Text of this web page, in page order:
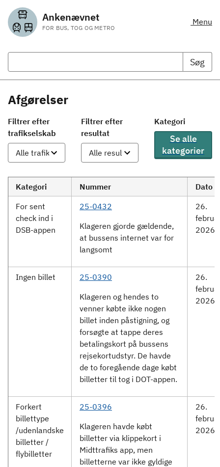
Ankenævnet
FOR BUS, TOG OG METRO
Menu
Søg
Afgørelser
Filtrer efter
trafikselskab
Filtrer efter
resultat
Kategori
Se alle
kategorier
Kategori Nummer
Dato
For sent
check ind i
DSB-appen
25-0432
Klageren gjorde gældende,
at bussens internet var for
langsomt
26.
2026
Ingen billet
25-0390
Klageren og hendes to
venner købte ikke nogen
billet inden påstigning, og
forsøgte at tappe deres
betalingskort på bussens
rejsekortudstyr. De havde
de to foregående dage købt
billetter til tog i DOT-appen.
26.
2026
Forkert
billettype
/udenlandske
billetter /
flybilletter
25-0396
Klageren havde købt
billetter via klippekort i
Midttrafiks app, men
billetterne var ikke gyldige
26.
2026